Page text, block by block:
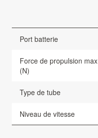
Port batterie
Force de propulsion max
(N)
Type de tube
Niveau de vitesse